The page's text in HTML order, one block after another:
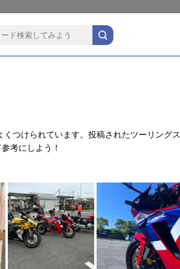
くつけられています。投稿されたツーリングス
考にしよう！